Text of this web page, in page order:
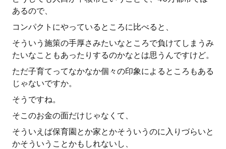
あるので、
コンパクトにやっているところに比べると、
そういう施策の手厚さみたいなところで負けてしまうみ
たいなこともあったりするのかなとは思うんですけど。
ただ子育てってなかなか個々の印象によるところもある
じゃないですか。
そうですね。
そこのお金の面だけじゃなくて、
そういえば保育園とか家とかそういうのに入りづらいと
かそういうことかもしれないし、